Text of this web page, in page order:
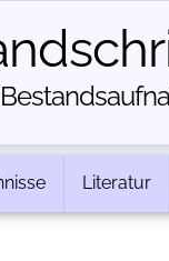
Literatur